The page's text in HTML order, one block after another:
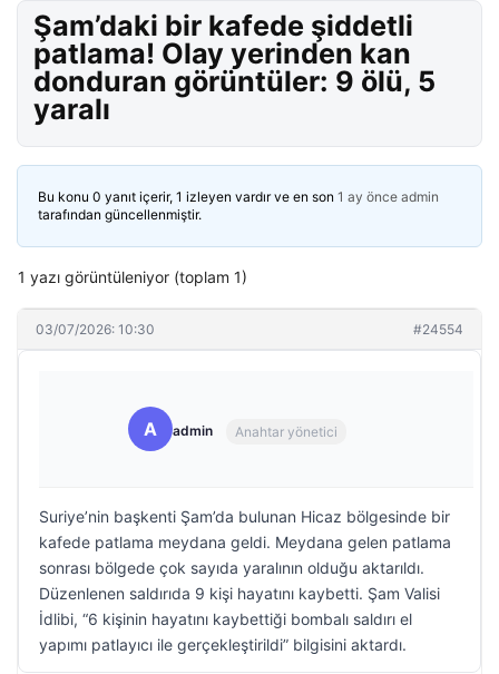
Şam’daki bir kafede şiddetli
patlama! Olay yerinden kan
donduran görüntüler: 9 ölü, 5
yaralı
Bu konu 0 yanıt içerir, 1 izleyen vardır ve en son 1 ay önce admin
tarafından güncellenmiştir.
1 yazı görüntüleniyor (toplam 1)
03/07/2026: 10:30 #24554
A admin Anahtar yönetici
Suriye’nin başkenti Şam’da bulunan Hicaz bölgesinde bir
kafede patlama meydana geldi. Meydana gelen patlama
sonrası bölgede çok sayıda yaralının olduğu aktarıldı.
Düzenlenen saldırıda 9 kişi hayatını kaybetti. Şam Valisi
İdlibi, “6 kişinin hayatını kaybettiği bombalı saldırı el
yapımı patlayıcı ile gerçekleştirildi” bilgisini aktardı.